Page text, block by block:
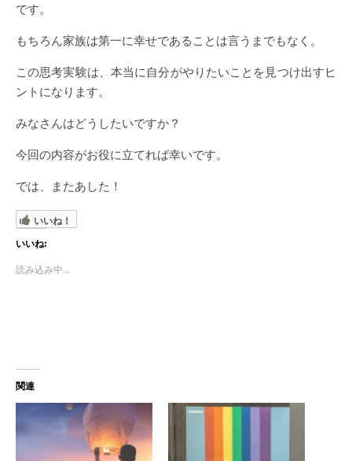
です。
もちろん家族は第一に幸せであることは言うまでもなく。
この思考実験は、本当に自分がやりたいことを見つけ出すヒ
ントになります。
みなさんはどうしたいですか？
今回の内容がお役に立てれば幸いです。
では、またあした！
いいね！
いいね:
読み込み中...
関連